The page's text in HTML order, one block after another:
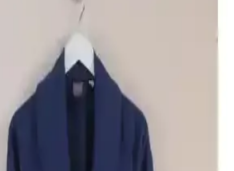
pike bornozların özellikleri, kullanıcı
hakkında bilgi edinin.
Serisi Bornoz Karşılaştırması:
Kullanım Özellikleri
bornozların malzeme, doku, boyut ve
karşılaştırmasıyla, ihtiyaçlara en uygun
oluyor.